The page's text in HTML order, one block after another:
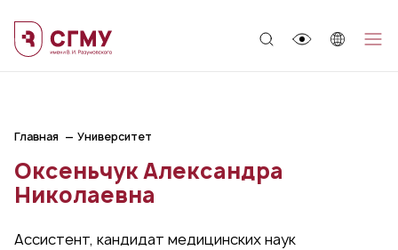
Главная Университет
Оксеньчук Александра
Николаевна
Ассистент, кандидат медицинских наук